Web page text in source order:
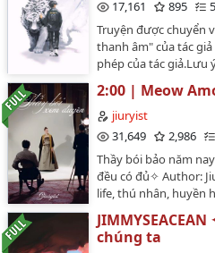
17,161
895
Truyện được chuyển
thanh âm" của tác
phép của tác giả.Lưu
nhưng mình đã
truyện và độ tuổi trở
một số đoạn được
chỗ không mượt
báo cho mình biết.…
2:00 | Meow
jiuryist
31,649
2,986
Thầy bói bảo năm
đều có đủ✧ Author:
life, thú nhân, huyền
nhài, ngọt, ngược.✧
Lee Sanghyeok
É"…
chúng ta